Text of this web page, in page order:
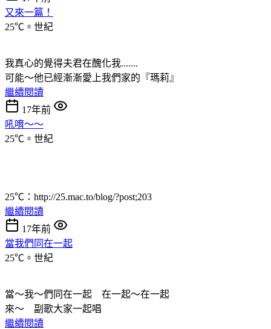
又來一篇！
25℃。世紀
我真心的覺得夫君在醜化我.......
可能～他已經漸漸愛上我們家的『瑪莉』
繼續閱讀
17年前
吼唷～～
25℃。世紀
25℃：http://25.mac.to/blog/?post;203
繼續閱讀
17年前
當我們同在一起
25℃。世紀
當～我～們同在一起 在一起～在一起
來～ 副歌大家一起唱
繼續閱讀